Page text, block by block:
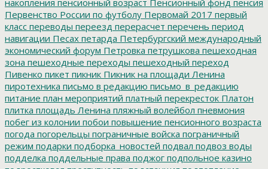
Первенство России по футболу Первомай 2017 первый
класс переводы переезд перерасчет перечень период
навигации Песах петарда Петербургский международный
экономический форум Петровка петрушкова пешеходная
зона пешеходные переходы пешеходный переход
Пивенко пикет пикник Пикник на площади Ленина
пиротехника письмо в редакцию письмо_в_редакцию
питание план мероприятий платный перекресток Платон
плитка площадь Ленина пляжный волейбол пневмония
побег из колонии побои повышение пенсионного возраста
погода погорельцы пограничные войска пограничный
режим подарки подборка_новостей подвал подвоз воды
подделка поддельные права поджог подпольное казино